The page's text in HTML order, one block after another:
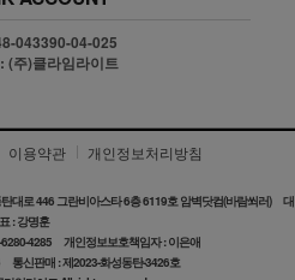
043390-04-025
(주)클라임라이트
이용약관 개인정보처리방침
대로 446 그란비아스타 6층 6119호 암벽닷컴(바람쐬러)
대
표 : 강명훈
4285
개인정보보호책임자 : 이은애
통신판매 : 제2023-화성동탄-3426호